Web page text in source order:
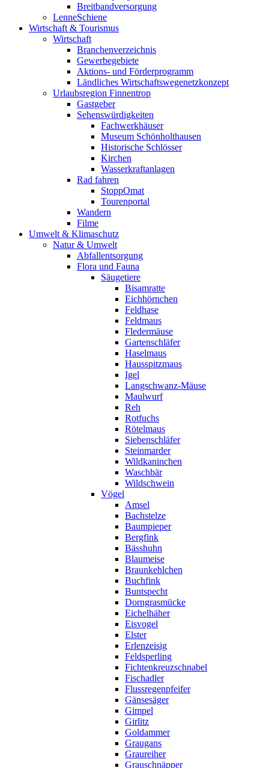
Breitbandversorgung
LenneSchiene
Wirtschaft & Tourismus
Wirtschaft
Branchenverzeichnis
Gewerbegebiete
Aktions- und Förderprogramm
Ländliches Wirtschaftswegenetzkonzept
Urlaubsregion Finnentrop
Gastgeber
Sehenswürdigkeiten
Fachwerkhäuser
Museum Schönholthausen
Historische Schlösser
Kirchen
Wasserkraftanlagen
Rad fahren
StoppOmat
Tourenportal
Wandern
Filme
Umwelt & Klimaschutz
Natur & Umwelt
Abfallentsorgung
Flora und Fauna
Säugetiere
Bisamratte
Eichhörnchen
Feldhase
Feldmaus
Fledermäuse
Gartenschläfer
Haselmaus
Hausspitzmaus
Igel
Langschwanz-Mäuse
Maulwurf
Reh
Rotfuchs
Rötelmaus
Siebenschläfer
Steinmarder
Wildkaninchen
Waschbär
Wildschwein
Vögel
Amsel
Bachstelze
Baumpieper
Bergfink
Bässhuhn
Blaumeise
Braunkehlchen
Buchfink
Buntspecht
Dorngrasmücke
Eichelhäher
Eisvogel
Elster
Erlenzeisig
Feldsperling
Fichtenkreuzschnabel
Fischadler
Flussregenpfeifer
Gänsesäger
Gimpel
Girlitz
Goldammer
Graugans
Graureiher
Grauschnäpper